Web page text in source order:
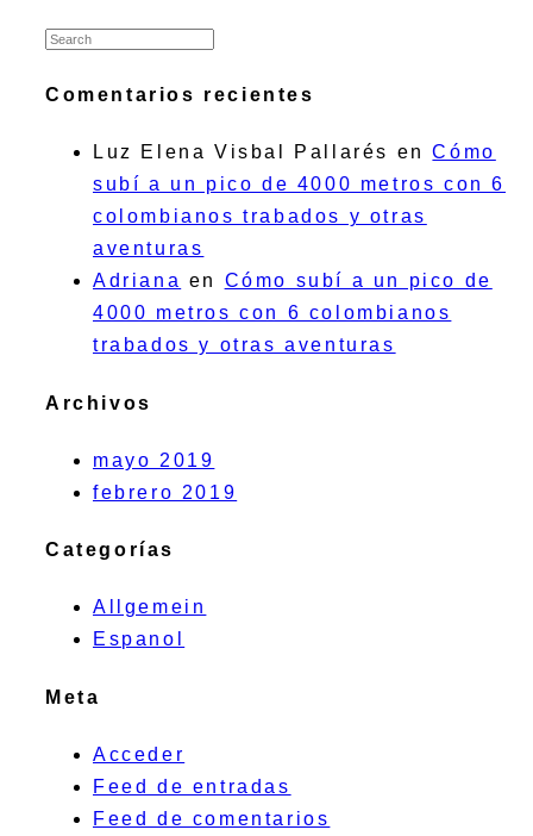
Comentarios recientes
Luz Elena Visbal Pallarés enCómo
subí a un pico de 4000 metros con 6
colombianos trabados y otras
aventuras
Adriana en Cómo subí a un pico de
4000 metros con 6 colombianos
trabados y otras aventuras
Archivos
mayo 2019
febrero 2019
Categorías
Allgemein
Espanol
Meta
Acceder
Feed de entradas
Feed de comentarios